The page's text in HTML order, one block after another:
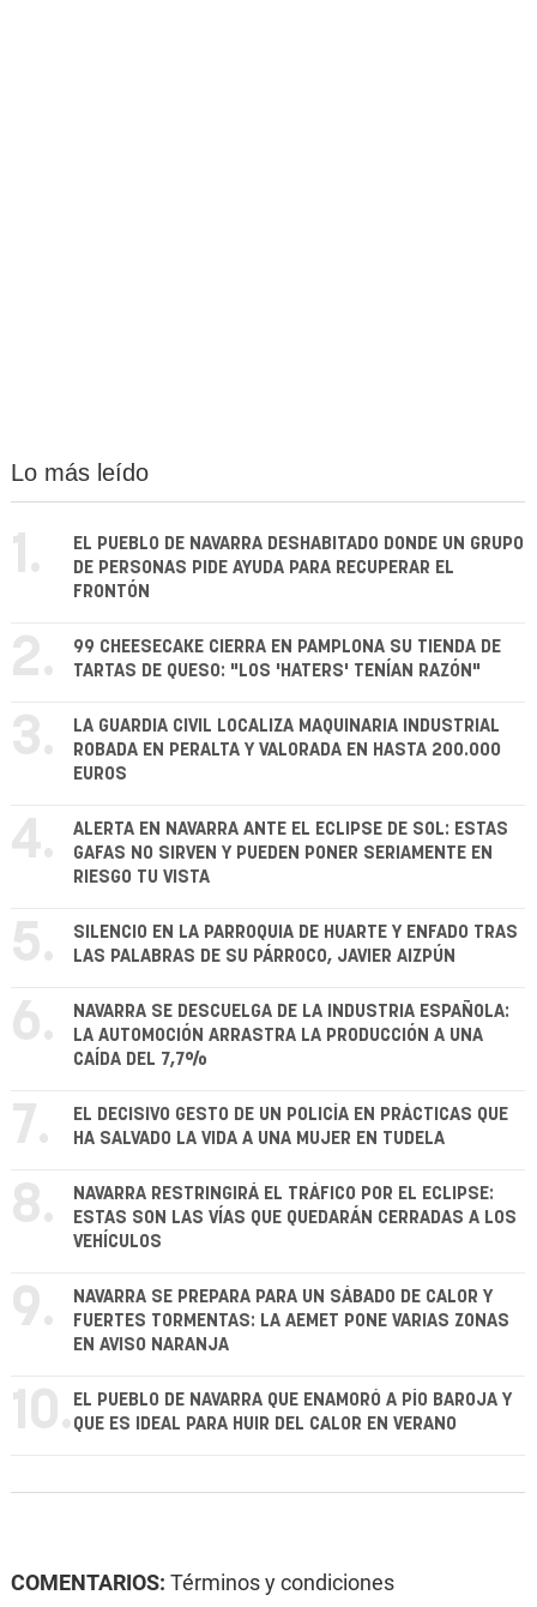
Lo más leído
1.
EL PUEBLO DE NAVARRA DESHABITADO DONDE UN GRUPO
DE PERSONAS PIDE AYUDA PARA RECUPERAR EL
FRONTÓN
2.
99 CHEESECAKE CIERRA EN PAMPLONA SU TIENDA DE
TARTAS DE QUESO: "LOS 'HATERS' TENÍAN RAZÓN"
3.
LA GUARDIA CIVIL LOCALIZA MAQUINARIA INDUSTRIAL
ROBADA EN PERALTA Y VALORADA EN HASTA 200.000
EUROS
4.
ALERTA EN NAVARRA ANTE EL ECLIPSE DE SOL: ESTAS
GAFAS NO SIRVEN Y PUEDEN PONER SERIAMENTE EN
RIESGO TU VISTA
5.
SILENCIO EN LA PARROQUIA DE HUARTE Y ENFADO TRAS
LAS PALABRAS DE SU PÁRROCO, JAVIER AIZPÚN
6.
NAVARRA SE DESCUELGA DE LA INDUSTRIA ESPAÑOLA:
LA AUTOMOCIÓN ARRASTRA LA PRODUCCIÓN A UNA
CAÍDA DEL 7,7%
7.
EL DECISIVO GESTO DE UN POLICÍA EN PRÁCTICAS QUE
HA SALVADO LA VIDA A UNA MUJER EN TUDELA
8.
NAVARRA RESTRINGIRÁ EL TRÁFICO POR EL ECLIPSE:
ESTAS SON LAS VÍAS QUE QUEDARÁN CERRADAS A LOS
VEHÍCULOS
9.
NAVARRA SE PREPARA PARA UN SÁBADO DE CALOR Y
FUERTES TORMENTAS: LA AEMET PONE VARIAS ZONAS
EN AVISO NARANJA
10. EL PUEBLO DE NAVARRA QUE ENAMORÓ A PÍO BAROJA Y
QUE ES IDEAL PARA HUIR DEL CALOR EN VERANO
COMENTARIOS: Términos y condiciones